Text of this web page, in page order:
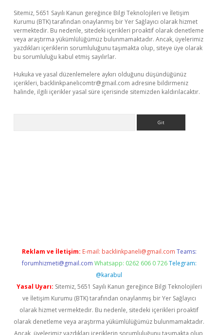
Sitemiz, 5651 Sayılı Kanun gereğince Bilgi Teknolojileri ve İletişim
Kurumu (BTK) tarafından onaylanmış bir Yer Sağlayıcı olarak hizmet
vermektedir. Bu nedenle, sitedeki içerikleri proaktif olarak denetleme
veya araştırma yükümlülüğümüz bulunmamaktadır. Ancak, üyelerimiz
yazdıkları içeriklerin sorumluluğunu taşımakta olup, siteye üye olarak
bu sorumluluğu kabul etmiş sayılırlar.
Hukuka ve yasal düzenlemelere aykırı olduğunu düşündüğünüz
içerikleri, backlinkpanelicomtr@gmail.com adresine bildirmeniz
halinde, ilgili içerikler yasal süre içerisinde sitemizden kaldırılacaktır.
Reklam ve İletişim: E-mail: backlinkpaneli@gmail.com Teams:
forumhizmeti@gmail.com Whatsapp: 0262 606 0 726 Telegram:
@karabul
Yasal Uyarı: Sitemiz, 5651 Sayılı Kanun gereğince Bilgi Teknolojileri
ve İletişim Kurumu (BTK) tarafından onaylanmış bir Yer Sağlayıcı
olarak hizmet vermektedir. Bu nedenle, sitedeki içerikleri proaktif
olarak denetleme veya araştırma yükümlülüğümüz bulunmamaktadır.
Ancak, üyelerimiz yazdıkları içeriklerin sorumluluğunu taşımakta olup,